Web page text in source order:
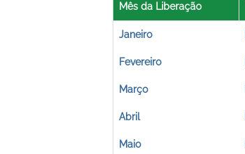
Mês da Liberação
Janeiro
Fevereiro
Março
Abril
Maio